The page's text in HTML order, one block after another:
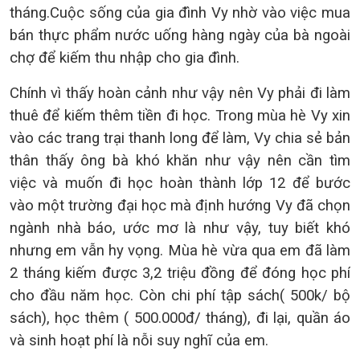
tháng.Cuộc sống của gia đình Vy nhờ vào việc mua
bán thực phẩm nước uống hàng ngày của bà ngoài
chợ để kiếm thu nhập cho gia đình.
Chính vì thấy hoàn cảnh như vậy nên Vy phải đi làm
thuê để kiếm thêm tiền đi học. Trong mùa hè Vy xin
vào các trang trại thanh long để làm, Vy chia sẻ bản
thân thấy ông bà khó khăn như vậy nên cần tìm
việc và muốn đi học hoàn thành lớp 12 để bước
vào một trường đại học mà định hướng Vy đã chọn
ngành nhà báo, ước mơ là như vậy, tuy biết khó
nhưng em vẫn hy vọng. Mùa hè vừa qua em đã làm
2 tháng kiếm được 3,2 triệu đồng để đóng học phí
cho đầu năm học. Còn chi phí tập sách( 500k/ bộ
sách), học thêm ( 500.000đ/ tháng), đi lại, quần áo
và sinh hoạt phí là nỗi suy nghĩ của em.